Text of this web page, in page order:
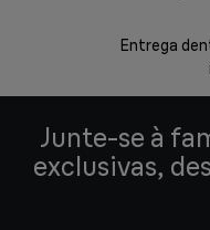
Entrega
Junte-se à
exclusivas,